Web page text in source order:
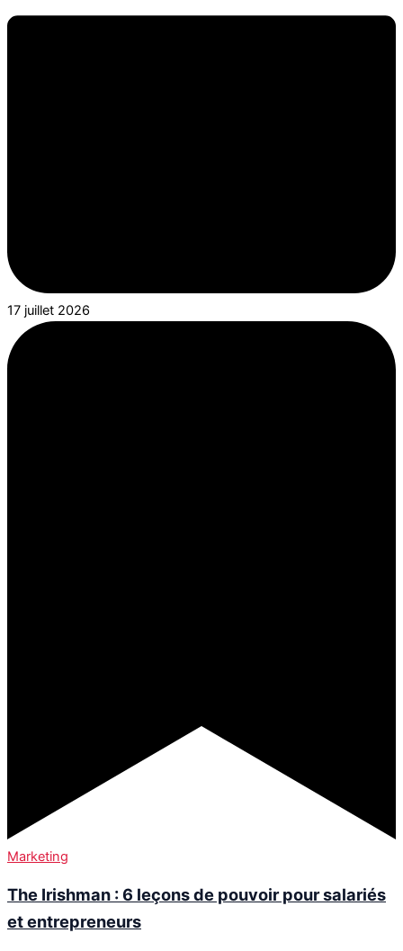
17 juillet 2026
Marketing
The Irishman : 6 leçons de pouvoir pour salariés
et entrepreneurs